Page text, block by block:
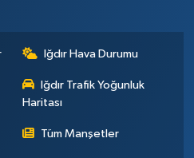
Iğdır Hava Durumu
Iğdır Trafik Yoğunluk
Haritası
Tüm Manşetler